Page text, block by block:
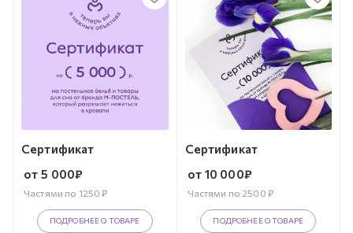
Сертификат
от 5 000₽
Частями по 1250 ₽
ПОДРОБНЕЕ О ТОВАРЕ
Сертификат
от 10 000₽
Частями по 2500 ₽
ПОДРОБНЕЕ О ТОВАРЕ